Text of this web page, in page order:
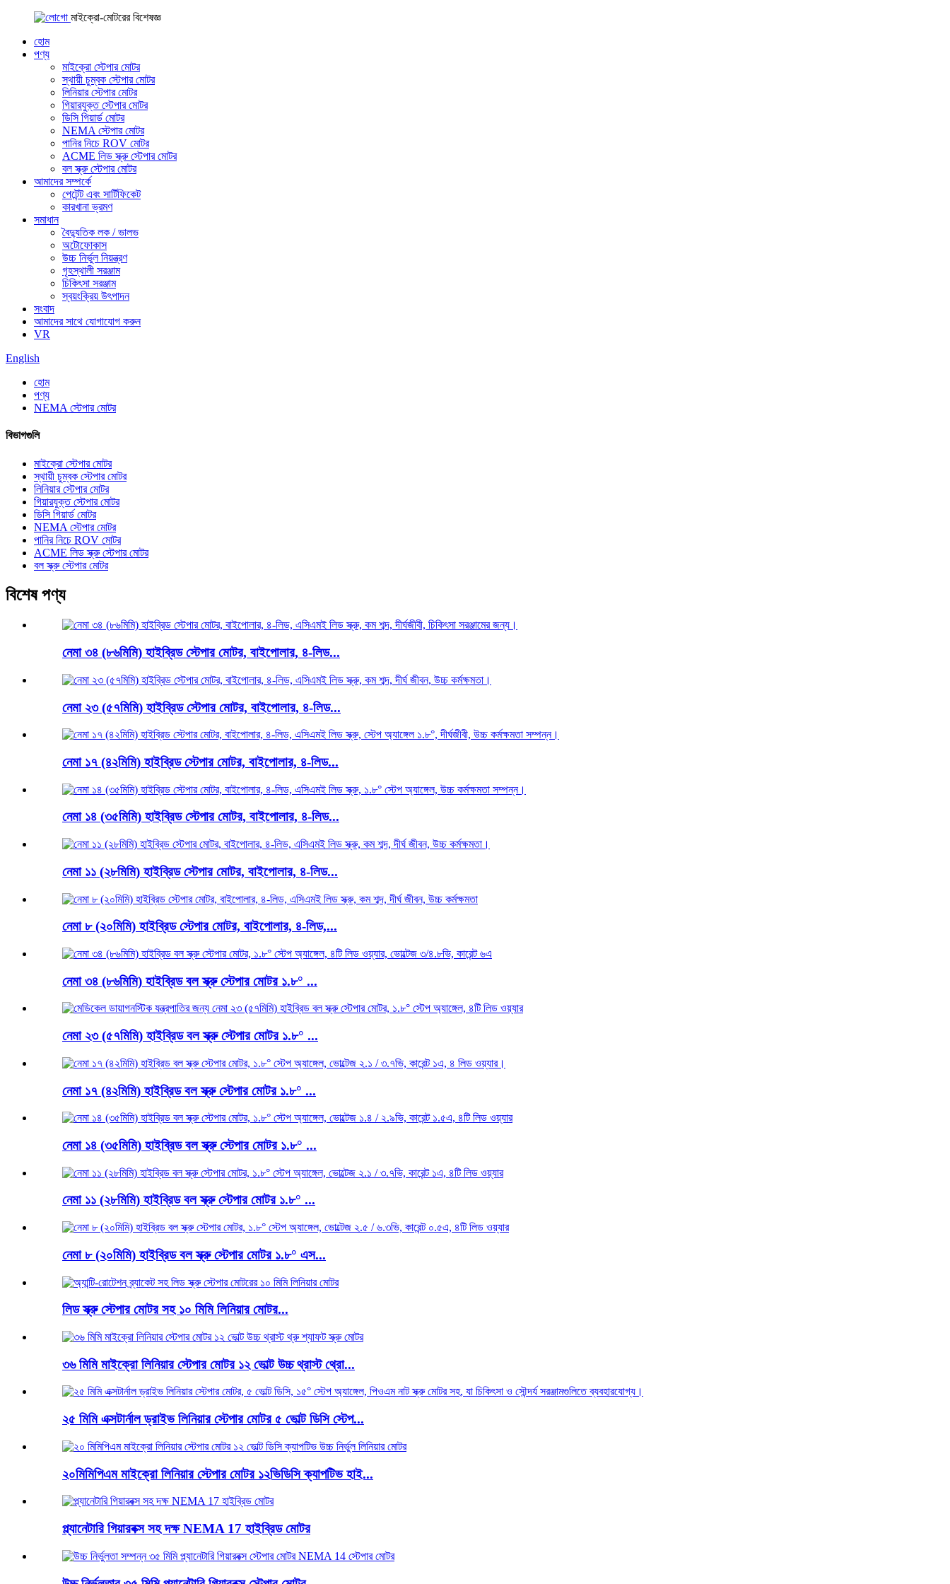
মাইক্রো-মোটরের বিশেষজ্ঞ
হোম
পণ্য
মাইক্রো স্টেপার মোটর
স্থায়ী চুম্বক স্টেপার মোটর
লিনিয়ার স্টেপার মোটর
গিয়ারযুক্ত স্টেপার মোটর
ডিসি গিয়ার্ড মোটর
NEMA স্টেপার মোটর
পানির নিচে ROV মোটর
ACME লিড স্ক্রু স্টেপার মোটর
বল স্ক্রু স্টেপার মোটর
আমাদের সম্পর্কে
পেটেন্ট এবং সার্টিফিকেট
কারখানা ভ্রমণ
সমাধান
বৈদ্যুতিক লক / ভালভ
অটোফোকাস
উচ্চ নির্ভুল নিয়ন্ত্রণ
গৃহস্থালী সরঞ্জাম
চিকিৎসা সরঞ্জাম
স্বয়ংক্রিয় উৎপাদন
সংবাদ
আমাদের সাথে যোগাযোগ করুন
VR
English
হোম
পণ্য
NEMA স্টেপার মোটর
বিভাগগুলি
মাইক্রো স্টেপার মোটর
স্থায়ী চুম্বক স্টেপার মোটর
লিনিয়ার স্টেপার মোটর
গিয়ারযুক্ত স্টেপার মোটর
ডিসি গিয়ার্ড মোটর
NEMA স্টেপার মোটর
পানির নিচে ROV মোটর
ACME লিড স্ক্রু স্টেপার মোটর
বল স্ক্রু স্টেপার মোটর
বিশেষ পণ্য
নেমা ৩৪ (৮৬মিমি) হাইব্রিড স্টেপার মোটর, বাইপোলার, ৪-লিড...
নেমা ২৩ (৫৭মিমি) হাইব্রিড স্টেপার মোটর, বাইপোলার, ৪-লিড...
নেমা ১৭ (৪২মিমি) হাইব্রিড স্টেপার মোটর, বাইপোলার, ৪-লিড...
নেমা ১৪ (৩৫মিমি) হাইব্রিড স্টেপার মোটর, বাইপোলার, ৪-লিড...
নেমা ১১ (২৮মিমি) হাইব্রিড স্টেপার মোটর, বাইপোলার, ৪-লিড...
নেমা ৮ (২০মিমি) হাইব্রিড স্টেপার মোটর, বাইপোলার, ৪-লিড,...
নেমা ৩৪ (৮৬মিমি) হাইব্রিড বল স্ক্রু স্টেপার মোটর ১.৮° ...
নেমা ২৩ (৫৭মিমি) হাইব্রিড বল স্ক্রু স্টেপার মোটর ১.৮° ...
নেমা ১৭ (৪২মিমি) হাইব্রিড বল স্ক্রু স্টেপার মোটর ১.৮° ...
নেমা ১৪ (৩৫মিমি) হাইব্রিড বল স্ক্রু স্টেপার মোটর ১.৮° ...
নেমা ১১ (২৮মিমি) হাইব্রিড বল স্ক্রু স্টেপার মোটর ১.৮° ...
নেমা ৮ (২০মিমি) হাইব্রিড বল স্ক্রু স্টেপার মোটর ১.৮° এস...
লিড স্ক্রু স্টেপার মোটর সহ ১০ মিমি লিনিয়ার মোটর...
৩৬ মিমি মাইক্রো লিনিয়ার স্টেপার মোটর ১২ ভোল্ট উচ্চ থ্রাস্ট থ্রো...
২৫ মিমি এক্সটার্নাল ড্রাইভ লিনিয়ার স্টেপার মোটর ৫ ভোল্ট ডিসি স্টেপ...
২০মিমিপিএম মাইক্রো লিনিয়ার স্টেপার মোটর ১২ভিডিসি ক্যাপটিভ হাই...
প্ল্যানেটারি গিয়ারবক্স সহ দক্ষ NEMA 17 হাইব্রিড মোটর